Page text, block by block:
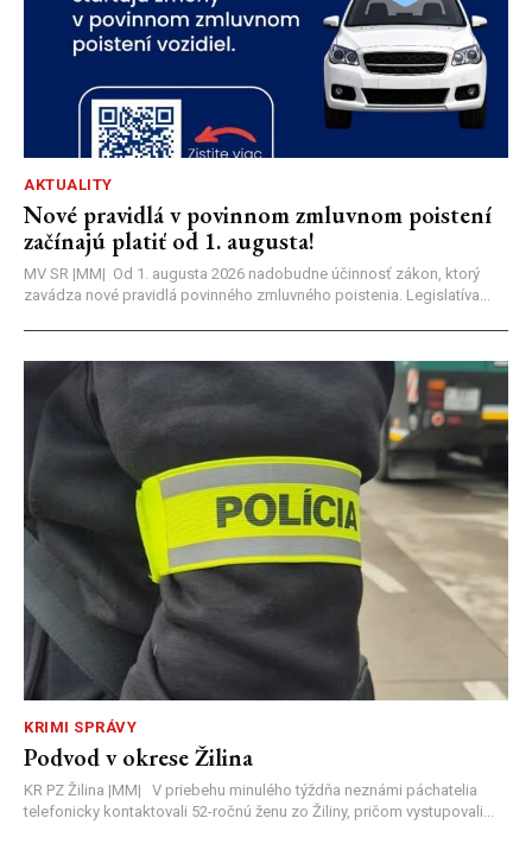
AKTUALITY
Nové pravidlá v povinnom zmluvnom poistení
začínajú platiť od 1. augusta!
MV SR |MM| Od 1. augusta 2026 nadobudne účinnosť zákon, ktorý
zavádza nové pravidlá povinného zmluvného poistenia. Legislatíva...
KRIMI SPRÁVY
Podvod v okrese Žilina
KR PZ Žilina |MM| V priebehu minulého týždňa neznámi páchatelia
telefonicky kontaktovali 52-ročnú ženu zo Žiliny, pričom vystupovali...